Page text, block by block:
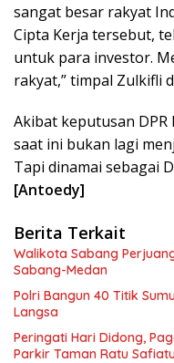
sangat besar rakyat
Cipta Kerja tersebut,
untuk para investor.
rakyat,” timpal Zulkifli
Akibat keputusan DPR
saat ini bukan lagi
Tapi dinamai sebagai
[Antoedy]
Berita Terkait
Walikota Sabang
Sabang-Medan
Polri Bangun 40 Titik
Langsa
Peringati Hari Didong,
Parkir Taman Ratu